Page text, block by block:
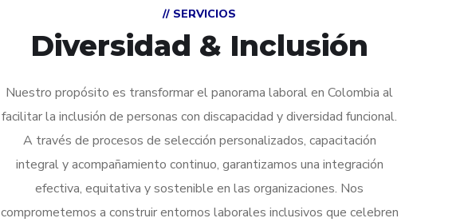
// SERVICIOS
Diversidad & Inclusión
Nuestro propósito es transformar el panorama laboral en Colombia al
facilitar la inclusión de personas con discapacidad y diversidad funcional.
A través de procesos de selección personalizados, capacitación
integral y acompañamiento continuo, garantizamos una integración
efectiva, equitativa y sostenible en las organizaciones. Nos
comprometemos a construir entornos laborales inclusivos que celebren